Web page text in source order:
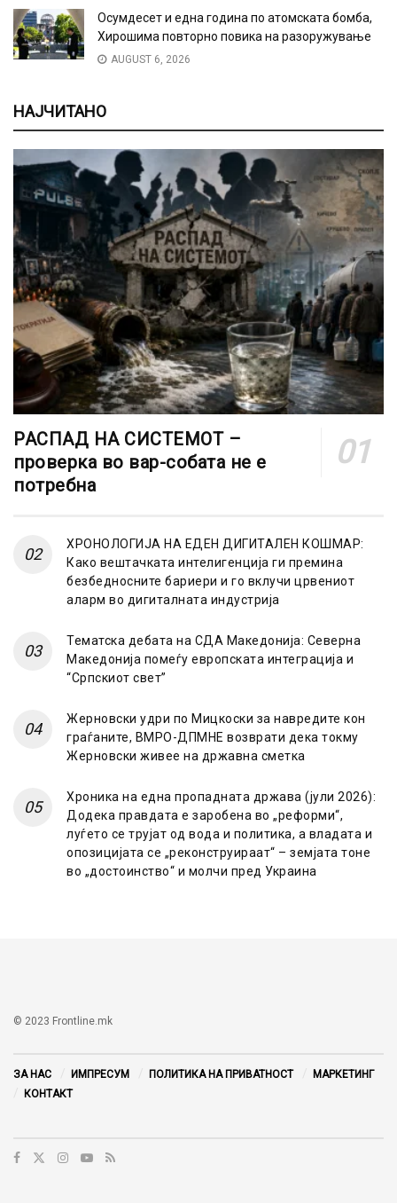
Осумдесет и една година по атомската бомба,
Хирошима повторно повика на разоружување
AUGUST 6, 2026
НАЈЧИТАНО
РАСПАД НА СИСТЕМОТ –
проверка во вар-собата не е
потребна
ХРОНОЛОГИЈА НА ЕДЕН ДИГИТАЛЕН КОШМАР:
Како вештачката интелигенција ги премина
безбедносните бариери и го вклучи црвениот
аларм во дигиталната индустрија
Тематска дебата на СДА Македонија: Северна
Македонија помеѓу европската интеграција и
“Српскиот свет”
Жерновски удри по Мицкоски за навредите кон
граѓаните, ВМРО-ДПМНЕ возврати дека токму
Жерновски живее на државна сметка
Хроника на една пропадната држава (јули 2026):
Додека правдата е заробена во „реформи“,
луѓето се трујат од вода и политика, а владата и
опозицијата се „реконструираат“ – земјата тоне
во „достоинство“ и молчи пред Украина
© 2023 Frontline.mk
ЗА НАС ИМПРЕСУМ ПОЛИТИКА НА ПРИВАТНОСТ
МАРКЕТИНГ
КОНТАКТ